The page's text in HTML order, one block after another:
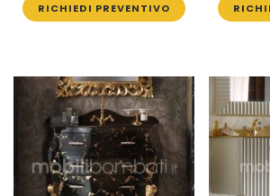
RICHIEDI PREVENTIVO